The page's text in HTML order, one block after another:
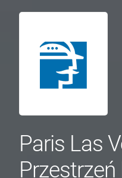
Paris Las